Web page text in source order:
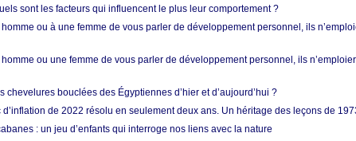
sont les facteurs qui influencent le plus leur comportement ?
ou à une femme de vous parler de développement personnel, ils
ou une femme de vous parler de développement personnel, ils
chevelures bouclées des Égyptiennes d’hier et d’aujourd’hui ?
d’inflation de 2022 résolu en seulement deux ans. Un héritage des leçons de
: un jeu d’enfants qui interroge nos liens avec la nature